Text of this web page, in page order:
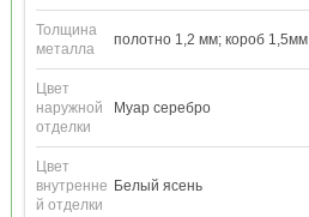
Толщина
металла
полотно 1,2 мм; короб 1,5мм
Цвет
наружной
отделки
Муар серебро
Цвет
внутренне
й отделки
Белый ясень